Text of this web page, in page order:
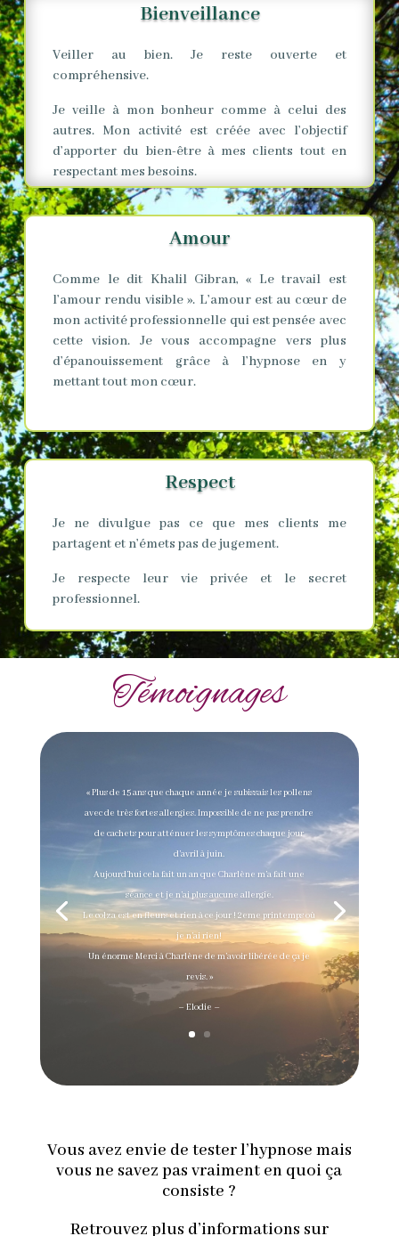
Bienveillance
Veiller au bien. Je reste ouverte et
compréhensive.
Je veille à mon bonheur comme à celui des
autres. Mon activité est créée avec l’objectif
d’apporter du bien-être à mes clients tout en
respectant mes besoins.
Amour
Comme le dit Khalil Gibran, « Le travail est
l’amour rendu visible ». L’amour est au cœur de
mon activité professionnelle qui est pensée avec
cette vision. Je vous accompagne vers plus
d’épanouissement grâce à l’hypnose en y
mettant tout mon cœur.
Respect
Je ne divulgue pas ce que mes clients me
partagent et n’émets pas de jugement.
Je respecte leur vie privée et le secret
professionnel.
Témoignages
« Plus de 15 ans que chaque année je subissais les pollens
avec de très fortes allergies. Impossible de ne pas prendre
de cachets pour atténuer les symptômes chaque jour
d’avril à juin.
Aujourd’hui cela fait un an que Charlène m’a fait une
séance et je n’ai plus aucune allergie.
Le colza est en fleurs et rien à ce jour ! 2eme printemps où
je n’ai rien!
Un énorme Merci à Charlène de m’avoir libérée de ça je
revis. »
– Elodie –
Vous avez envie de tester l’hypnose mais
vous ne savez pas vraiment en quoi ça
consiste ?
Retrouvez plus d’informations sur